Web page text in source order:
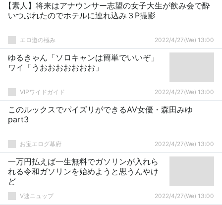
【素人】将来はアナウンサー志望の女子大生が飲み会で酔
いつぶれたのでホテルに連れ込み３P撮影
エロ道の極み 2022/4/27(We) 13:00
ゆるきゃん「ソロキャンは簡単でいいぞ」
ワイ「うおおおおおおお」
VIPワイドガイド 2022/4/27(We) 13:00
このルックスでパイズリができるAV女優・森田みゆ
part3
お宝エログ幕府 2022/4/27(We) 13:00
一万円払えば一生無料でガソリンが入れら
れる令和ガソリンを始めようと思うんやけ
ど
V速ニュップ 2022/4/27(We) 13:00